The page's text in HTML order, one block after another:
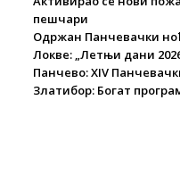
пешчари
Одржан Панчевачки
Локве: „Летњи дани
Панчево: XIV
Златибор: Богат